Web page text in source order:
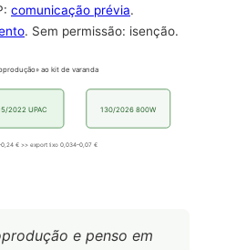
comunicação prévia.
. Sem permissão: isenção.
ao kit de varanda
2022 UPAC 130/2026 800W
€ >> export fixo 0,034–0,07 €
e penso em